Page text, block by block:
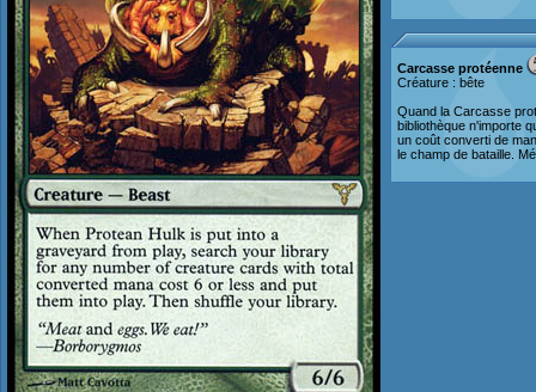
Carcasse protéenne
Créature : bête
Quand la Carcasse
bibliothèque n'importe
un coût converti de
le champ de bataille.